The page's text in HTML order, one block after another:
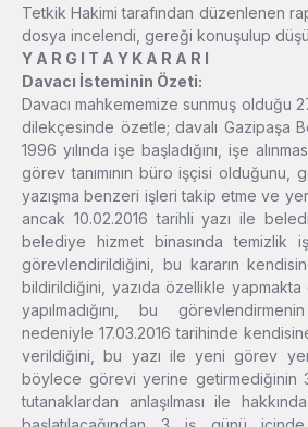
Tetkik Hakimi tarafından düzenlenen
dosya incelendi, gereği konuşulup
Y A R G I T A Y K A R A R I
Davacı İsteminin Özeti:
Davacı mahkememize sunmuş olduğu
dilekçesinde özetle; davalı Gazipaşa
1996 yılında işe başladığını, işe
görev tanımının büro işçisi olduğunu,
yazışma benzeri işleri takip etme ve
ancak 10.02.2016 tarihli yazı ile
belediye hizmet binasında temizlik
görevlendirildiğini, bu kararın
bildirildiğini, yazıda özellikle yapmakta
yapılmadığını, bu
nedeniyle 17.03.2016 tarihinde
verildiğini, bu yazı ile yeni görev
böylece görevi yerine getirmediğinin
tutanaklardan anlaşılması ile